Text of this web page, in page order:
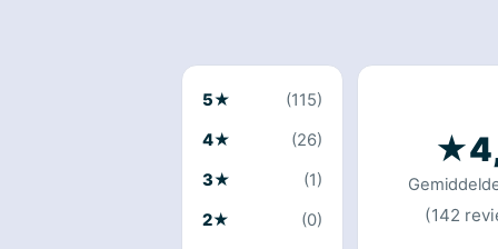
5★
(115)
4★
(26)
3★
(1)
2★
(0)
★
(142